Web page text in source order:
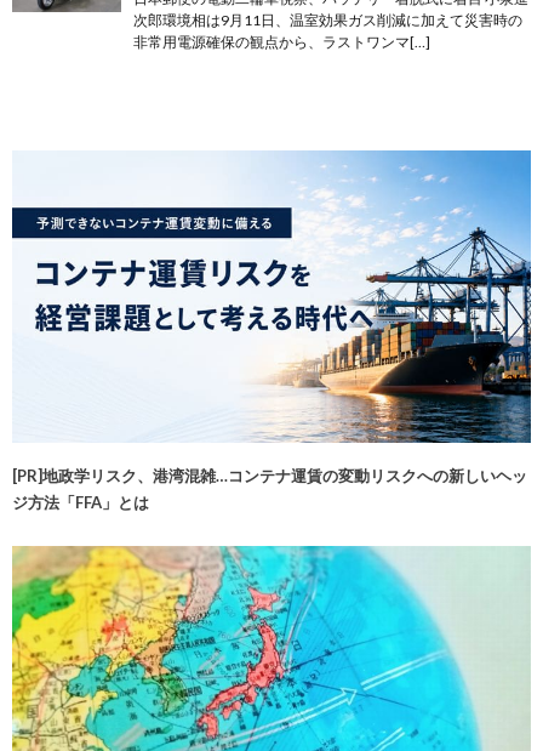
次郎環境相は9月11日、温室効果ガス削減に加えて災害時の
非常用電源確保の観点から、ラストワンマ[…]
[PR]地政学リスク、港湾混雑…コンテナ運賃の変動リスクへの新しいヘッ
ジ方法「FFA」とは